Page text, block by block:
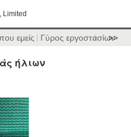
Limited
εμείς Γύρος εργοστασίων
>>
ήλιων